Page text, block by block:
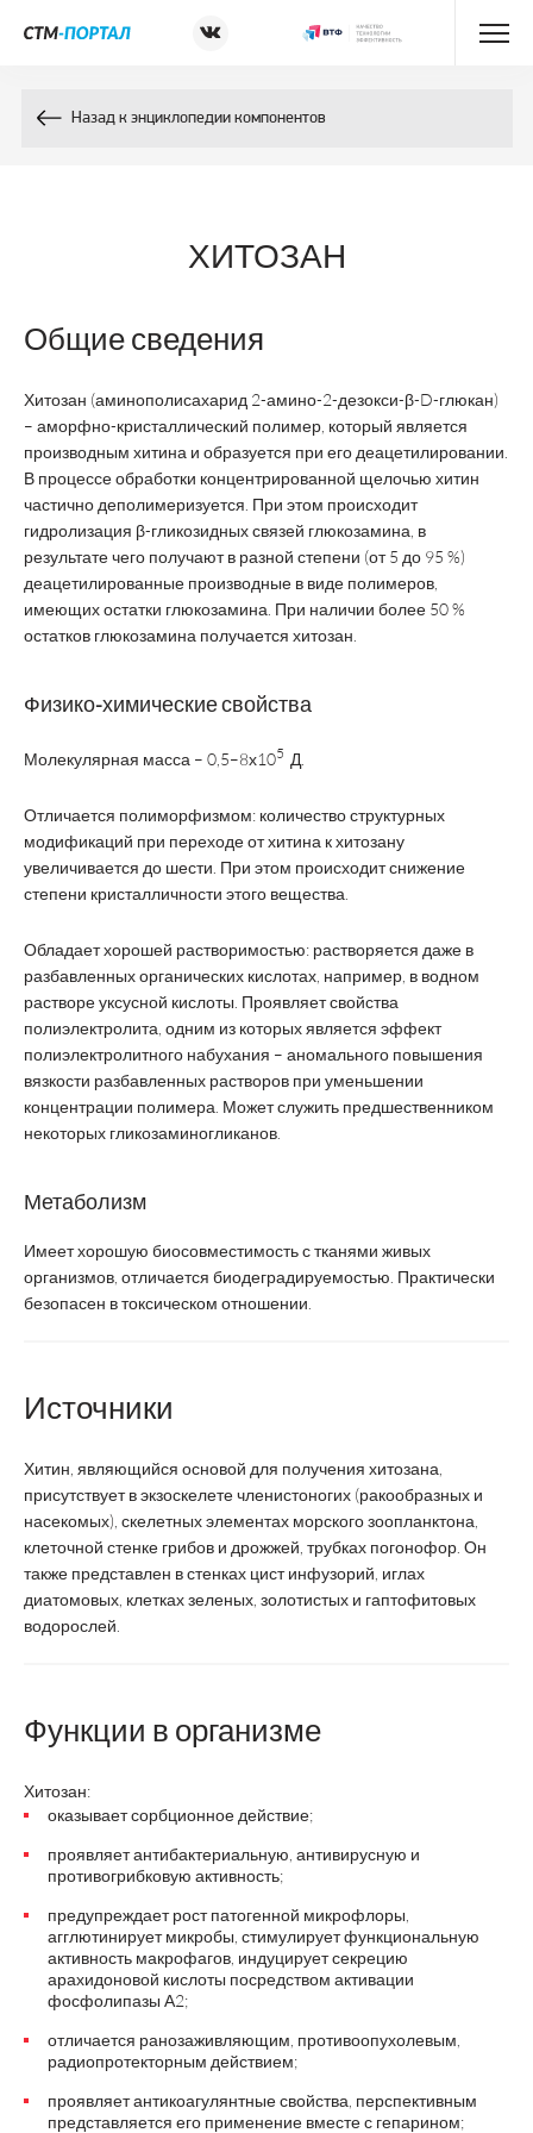
Назад к энциклопедии компонентов
ХИТОЗАН
Общие сведения
Хитозан (аминополисахарид 2-амино-2-дезокси-β-D-глюкан)
– аморфно-кристаллический полимер, который является
производным хитина и образуется при его деацетилировании.
В процессе обработки концентрированной щелочью хитин
частично деполимеризуется. При этом происходит
гидролизация β-гликозидных связей глюкозамина, в
результате чего получают в разной степени (от 5 до 95 %)
деацетилированные производные в виде полимеров,
имеющих остатки глюкозамина. При наличии более 50 %
остатков глюкозамина получается хитозан.
Физико-химические свойства
Молекулярная масса – 0,5–8х105 Д.
Отличается полиморфизмом: количество структурных
модификаций при переходе от хитина к хитозану
увеличивается до шести. При этом происходит снижение
степени кристалличности этого вещества.
Обладает хорошей растворимостью: растворяется даже в
разбавленных органических кислотах, например, в водном
растворе уксусной кислоты. Проявляет свойства
полиэлектролита, одним из которых является эффект
полиэлектролитного набухания – аномального повышения
вязкости разбавленных растворов при уменьшении
концентрации полимера. Может служить предшественником
некоторых гликозаминогликанов.
Метаболизм
Имеет хорошую биосовместимость с тканями живых
организмов, отличается биодеградируемостью. Практически
безопасен в токсическом отношении.
Источники
Хитин, являющийся основой для получения хитозана,
присутствует в экзоскелете членистоногих (ракообразных и
насекомых), скелетных элементах морского зоопланктона,
клеточной стенке грибов и дрожжей, трубках погонофор. Он
также представлен в стенках цист инфузорий, иглах
диатомовых, клетках зеленых, золотистых и гаптофитовых
водорослей.
Функции в организме
Хитозан:
оказывает сорбционное действие;
проявляет антибактериальную, антивирусную и
противогрибковую активность;
предупреждает рост патогенной микрофлоры,
агглютинирует микробы, стимулирует функциональную
активность макрофагов, индуцирует секрецию
арахидоновой кислоты посредством активации
фосфолипазы А2;
отличается ранозаживляющим, противоопухолевым,
радиопротекторным действием;
проявляет антикоагулянтные свойства, перспективным
представляется его применение вместе с гепарином;